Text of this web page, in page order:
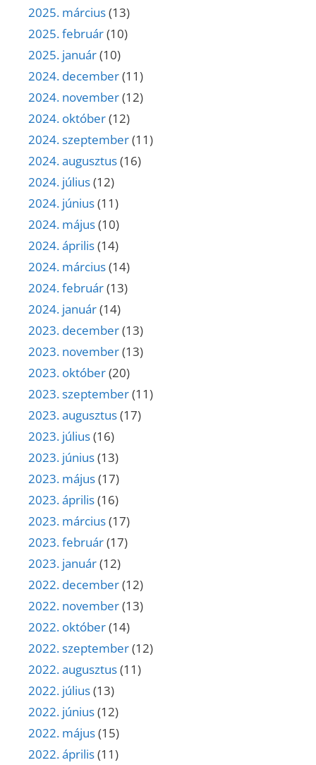
2025. március(13)
2025. február(10)
2025. január(10)
2024. december(11)
2024. november(12)
2024. október(12)
2024. szeptember(11)
2024. augusztus(16)
2024. július(12)
2024. június(11)
2024. május(10)
2024. április(14)
2024. március(14)
2024. február(13)
2024. január(14)
2023. december(13)
2023. november(13)
2023. október(20)
2023. szeptember(11)
2023. augusztus(17)
2023. július(16)
2023. június(13)
2023. május(17)
2023. április(16)
2023. március(17)
2023. február(17)
2023. január(12)
2022. december(12)
2022. november(13)
2022. október(14)
2022. szeptember(12)
2022. augusztus(11)
2022. július(13)
2022. június(12)
2022. május(15)
2022. április(11)